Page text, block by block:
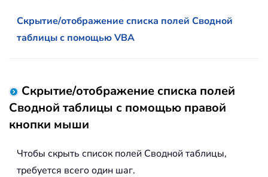
Скрытие/отображение списка полей Сводной
таблицы с помощью VBA
Скрытие/отображение списка полей
Сводной таблицы с помощью правой
кнопки мыши
Чтобы скрыть список полей Сводной таблицы,
требуется всего один шаг.